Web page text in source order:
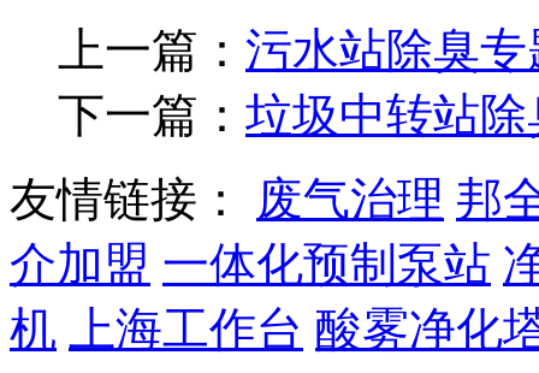
上一篇： 污水站除臭
下一篇： 垃圾中转站
友情链接： 废气治理 邦
介加盟 一体化预制泵站
机
上海工作台 酸雾净化